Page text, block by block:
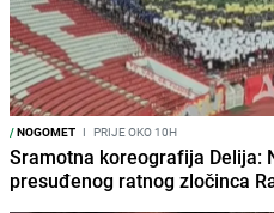
/NOGOMET I PRIJE OKO 10H
Sramotna koreografija Delija:
presuđenog ratnog zločinca